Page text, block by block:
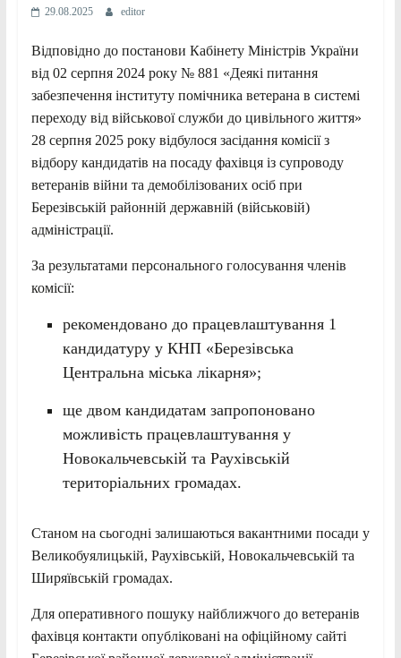
29.08.2025 editor
Відповідно до постанови Кабінету Міністрів України
від 02 серпня 2024 року № 881 «Деякі питання
забезпечення інституту помічника ветерана в системі
переходу від військової служби до цивільного життя»
28 серпня 2025 року відбулося засідання комісії з
відбору кандидатів на посаду фахівця із супроводу
ветеранів війни та демобілізованих осіб при
Березівській районній державній (військовій)
адміністрації.
За результатами персонального голосування членів
комісії:
рекомендовано до працевлаштування 1
кандидатуру у КНП «Березівська
Центральна міська лікарня»;
ще двом кандидатам запропоновано
можливість працевлаштування у
Новокальчевській та Раухівській
територіальних громадах.
Станом на сьогодні залишаються вакантними посади у
Великобуялицькій, Раухівській, Новокальчевській та
Ширяївській громадах.
Для оперативного пошуку найближчого до ветеранів
фахівця контакти опубліковані на офіційному сайті